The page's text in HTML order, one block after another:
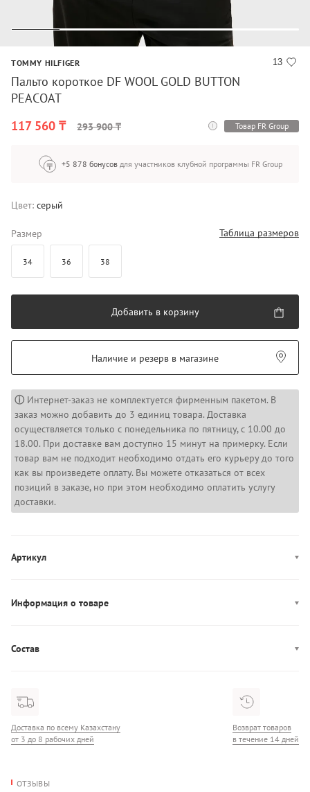
13
TOMMY HILFIGER
Пальто короткое DF WOOL GOLD BUTTON
PEACOAT
117 560 ₸
293 900 ₸ Товар FR Group
+5 878 бонусов для участников клубной программы FR Group
Цвет: серый
Размер Таблица размеров
34 36 38
Добавить в корзину
Наличие и резерв в магазине
ⓘ Интернет-заказ не комплектуется фирменным пакетом. В
заказ можно добавить до 3 единиц товара. Доставка
осуществляется только с понедельника по пятницу, с 10.00 до
18.00. При доставке вам доступно 15 минут на примерку. Если
товар вам не подходит необходимо отдать его курьеру до того
как вы произведете оплату. Вы можете отказаться от всех
позиций в заказе, но при этом необходимо оплатить услугу
доставки.
Артикул
Информация о товаре
Состав
Доставка по всему Казахстану
от 3 до 8 рабочих дней
Возврат товаров
в течение 14 дней
ОТЗЫВЫ